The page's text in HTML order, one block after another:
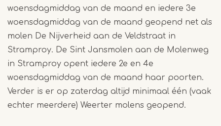
woensdagmiddag van de maand en iedere 3e
woensdagmiddag van de maand geopend net als
molen De Nijverheid aan de Veldstraat in
Stramproy. De Sint Jansmolen aan de Molenweg
in Stramproy opent iedere 2e en 4e
woensdagmiddag van de maand haar poorten.
Verder is er op zaterdag altijd minimaal één (vaak
echter meerdere) Weerter molens geopend.